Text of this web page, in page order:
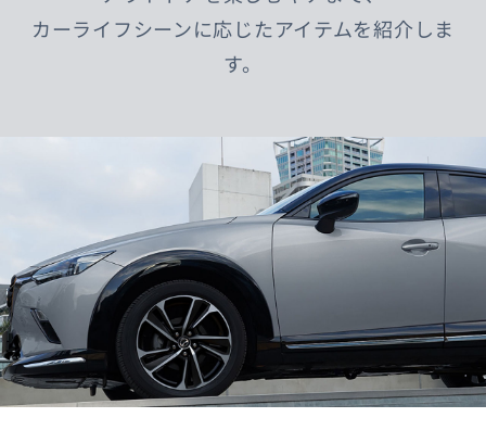
カーライフシーンに応じたアイテムを紹介しま
す。